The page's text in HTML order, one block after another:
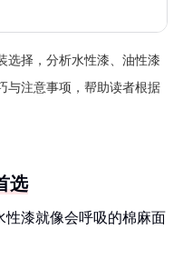
选择，分析水性漆、油性漆
与注意事项，帮助读者根据
选
性漆就像会呼吸的棉麻面